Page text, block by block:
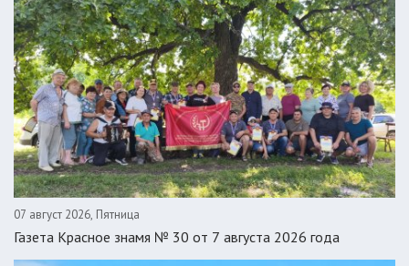
07 август 2026, Пятница
Газета Красное знамя № 30 от 7 августа 2026 года